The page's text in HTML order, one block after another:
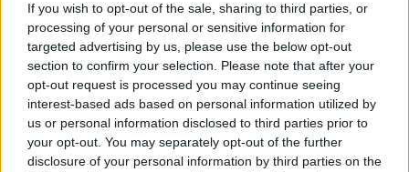
If you wish to opt-out of the sale, sharing to third parties, or
processing of your personal or sensitive information for
targeted advertising by us, please use the below opt-out
section to confirm your selection. Please note that after your
opt-out request is processed you may continue seeing
interest-based ads based on personal information utilized by
us or personal information disclosed to third parties prior to
your opt-out. You may separately opt-out of the further
disclosure of your personal information by third parties on the
4.144 euro
2025-12-22
Credito d'imposta sugli investimenti pubblicitari
incrementali su quotidiani, periodici e sulle emittenti
televisive e r
Agenzia delle Entrate
163 euro